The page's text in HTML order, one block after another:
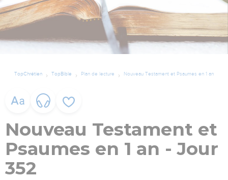
TopChrétien TopBible Plan de lecture Nouveau Testament et Psaumes en 1 an
Nouveau Testament et
Psaumes en 1 an - Jour
352